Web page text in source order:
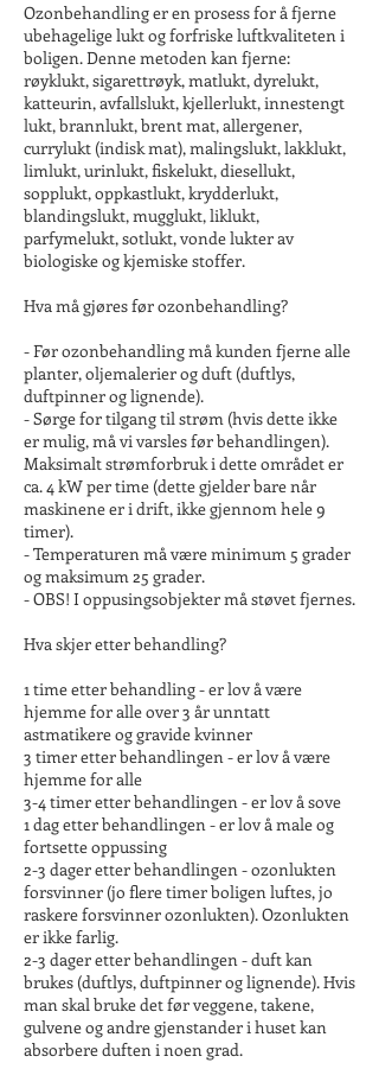
Ozonbehandling er en prosess for å fjerne
ubehagelige lukt og forfriske luftkvaliteten i
boligen. Denne metoden kan fjerne:
røyklukt, sigarettrøyk, matlukt, dyrelukt,
katteurin, avfallslukt, kjellerlukt, innestengt
lukt, brannlukt, brent mat, allergener,
currylukt (indisk mat), malingslukt, lakklukt,
limlukt, urinlukt, fiskelukt, diesellukt,
sopplukt, oppkastlukt, krydderlukt,
blandingslukt, mugglukt, liklukt,
parfymelukt, sotlukt, vonde lukter av
biologiske og kjemiske stoffer.
Hva må gjøres før ozonbehandling?
- Før ozonbehandling må kunden fjerne alle
planter, oljemalerier og duft (duftlys,
duftpinner og lignende).
- Sørge for tilgang til strøm (hvis dette ikke
er mulig, må vi varsles før behandlingen).
Maksimalt strømforbruk i dette området er
ca. 4 kW per time (dette gjelder bare når
maskinene er i drift, ikke gjennom hele 9
timer).
- Temperaturen må være minimum 5 grader
og maksimum 25 grader.
- OBS! I oppusingsobjekter må støvet fjernes.
Hva skjer etter behandling?
1 time etter behandling - er lov å være
hjemme for alle over 3 år unntatt
astmatikere og gravide kvinner
3 timer etter behandlingen - er lov å være
hjemme for alle
3-4 timer etter behandlingen - er lov å sove
1 dag etter behandlingen - er lov å male og
fortsette oppussing
2-3 dager etter behandlingen - ozonlukten
forsvinner (jo flere timer boligen luftes, jo
raskere forsvinner ozonlukten). Ozonlukten
er ikke farlig.
2-3 dager etter behandlingen - duft kan
brukes (duftlys, duftpinner og lignende). Hvis
man skal bruke det før veggene, takene,
gulvene og andre gjenstander i huset kan
absorbere duften i noen grad.